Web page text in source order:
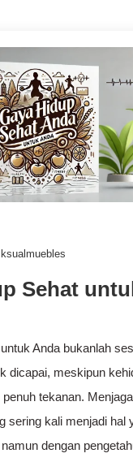
ksualmuebles
Sehat
Anda bukanlah
dicapai, meskipun
tekanan. Menjaga
sering kali menjadi hal
dengan